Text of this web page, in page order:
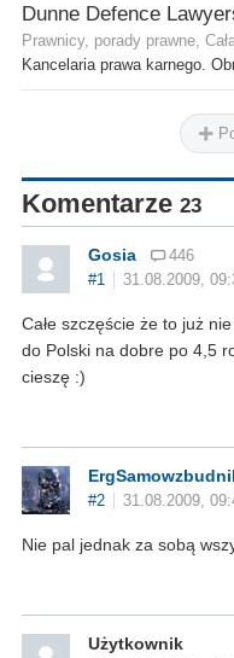
Dunne Defence
Prawnicy, porady prawne,
Kancelaria prawa karnego.
Komentarze 23
Gosia
446
#1
31.08.2009,
Całe szczęście że to już
do Polski na dobre po 4,5
cieszę :)
#2
31.08.2009,
Nie pal jednak za sobą
Użytkownik